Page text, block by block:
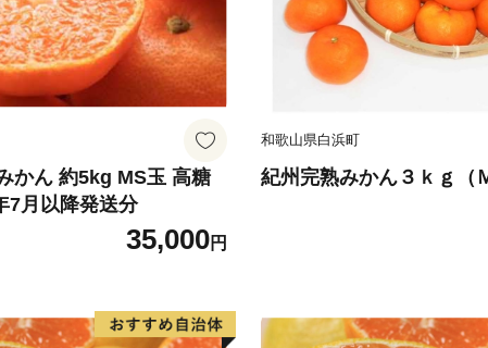
かん 約5kg MS玉 高糖
7月以降発送分
35,000円
和歌山県白浜町
紀州完熟みかん３ｋｇ（